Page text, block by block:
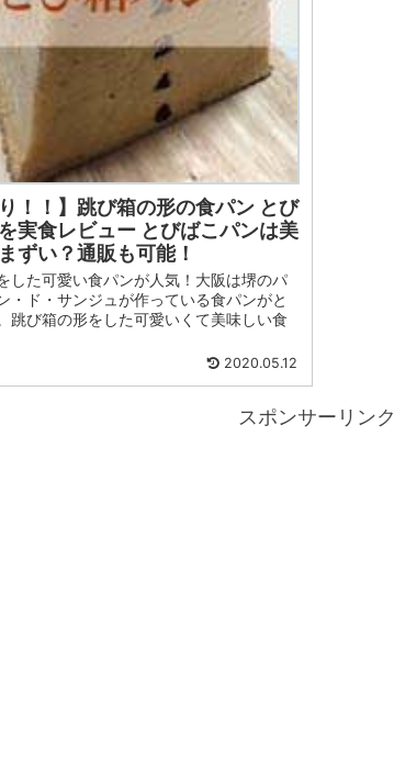
り！！】跳び箱の形の食パン とび
実食レビュー とびばこパンは美
ずい？通販も可能！
した可愛い食パンが人気！大阪は堺のパ
・ド・サンジュが作っている食パンがと
跳び箱の形をした可愛いくて美味しい食
2020.05.12
スポンサーリンク